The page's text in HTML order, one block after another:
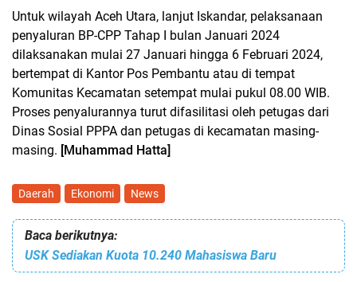
Untuk wilayah Aceh Utara, lanjut Iskandar, pelaksanaan
penyaluran BP-CPP Tahap I bulan Januari 2024
dilaksanakan mulai 27 Januari hingga 6 Februari 2024,
bertempat di Kantor Pos Pembantu atau di tempat
Komunitas Kecamatan setempat mulai pukul 08.00 WIB.
Proses penyalurannya turut difasilitasi oleh petugas dari
Dinas Sosial PPPA dan petugas di kecamatan masing-
masing. [Muhammad Hatta]
Daerah Ekonomi News
Baca berikutnya:
USK Sediakan Kuota 10.240 Mahasiswa Baru